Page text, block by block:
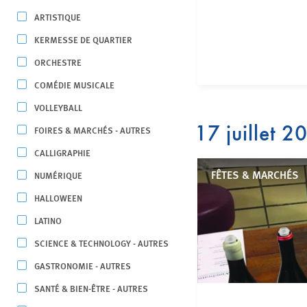
ARTISTIQUE
KERMESSE DE QUARTIER
ORCHESTRE
COMÉDIE MUSICALE
VOLLEYBALL
FOIRES & MARCHÉS - AUTRES
CALLIGRAPHIE
NUMÉRIQUE
HALLOWEEN
LATINO
SCIENCE & TECHNOLOGY - AUTRES
GASTRONOMIE - AUTRES
SANTÉ & BIEN-ÊTRE - AUTRES
17 juillet
FÊTES & MARCHÉS